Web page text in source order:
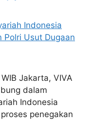
Jakarta, VIVA
dalam
Indonesia
penegakan